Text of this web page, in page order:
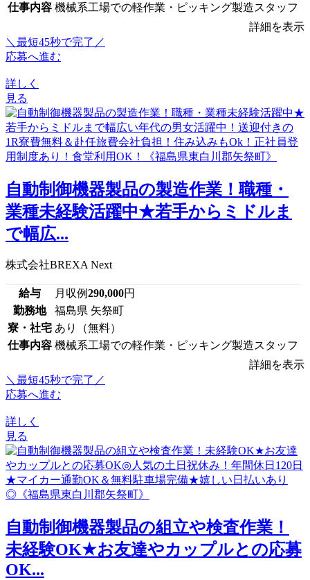
仕事内容 機械系工場での軽作業・ピッキング製造スタッフ
詳細を表示
＼最短45秒で完了／
応募へ進む
詳しく
見る
自動制御機器製品の製造作業！職種・
業種未経験活躍中★若手からミドルま
で幅広...
株式会社BREXA Next
給与 月収例290,000円
勤務地
福島県 矢祭町
寮・社宅 あり（無料）
仕事内容 機械系工場での軽作業・ピッキング製造スタッフ
詳細を表示
＼最短45秒で完了／
応募へ進む
詳しく
見る
自動制御機器製品の組立や検査作業！
未経験OK★お友達やカップルとの応募
OK...